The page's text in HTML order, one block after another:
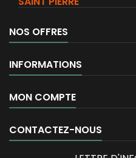
NOS OFFRES
INFORMATIONS
MON COMPTE
CONTACTEZ-NOUS